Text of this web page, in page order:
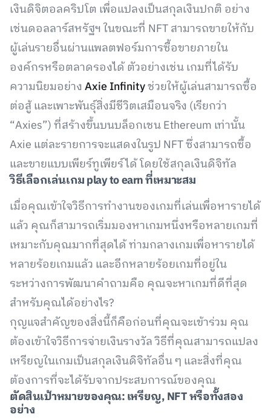
เงินดิจิตอลคริปโต เพื่อแปลงเป็นสกุลเงินปกติ อย่าง
เช่นดอลลาร์สหรัฐฯ ในขณะที่ NFT สามารถขายให้กับ
ผู้เล่นรายอื่นผ่านแพลตฟอร์มการซื้อขายภายใน
องค์กรหรือตลาดรองได้ ตัวอย่างเช่น เกมที่ได้รับ
ความนิยมอย่างAxie Infinityช่วยให้ผู้เล่นสามารถซื้อ
ต่อสู้ และเพาะพันธุ์สิ่งมีชีวิตเสมือนจริง (เรียกว่า
“Axies”) ที่สร้างขึ้นบนบล็อกเชน Ethereum เท่านั้น
Axie แต่ละรายการจะแสดงในรูป NFT ซึ่งสามารถซื้อ
และขายแบบเพียร์ทูเพียร์ได้ โดยใช้สกุลเงินดิจิทัล
วิธีเลือกเล่นเกม play to earn ที่เหมาะสม
เมื่อคุณเข้าใจวิธีการทำงานของเกมที่เล่นเพื่อหารายได้
แล้ว คุณก็สามารถเริ่มมองหาเกมหนึ่งหรือหลายเกมที่
เหมาะกับคุณมากที่สุดได้ ท่ามกลางเกมเพื่อหารายได้
หลายร้อยเกมแล้ว และอีกหลายร้อยเกมที่อยู่ใน
ระหว่างการพัฒนาคำถามคือ คุณจะหาเกมที่ดีที่สุด
สำหรับคุณได้อย่างไร?
กุญแจสำคัญของสิ่งนี้ก็คือก่อนที่คุณจะเข้าร่วม คุณ
ต้องเข้าใจวิธีการจ่ายเงินรางวัล วิธีที่คุณสามารถแปลง
เหรียญในเกมเป็นสกุลเงินดิจิทัลอื่น ๆ และสิ่งที่คุณ
ต้องการที่จะได้รับจากประสบการณ์ของคุณ
ตัดสินเป้าหมายของคุณ: เหรียญ, NFT หรือทั้งสอง
อย่าง